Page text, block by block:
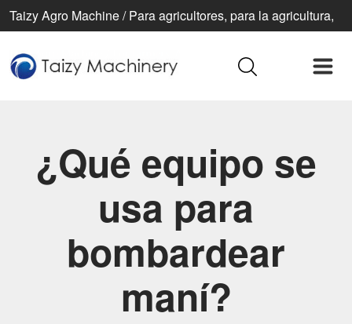
Taizy Agro Machine / Para agricultores, para la agricultura,
¿Qué equipo se
usa para
bombardear
maní?